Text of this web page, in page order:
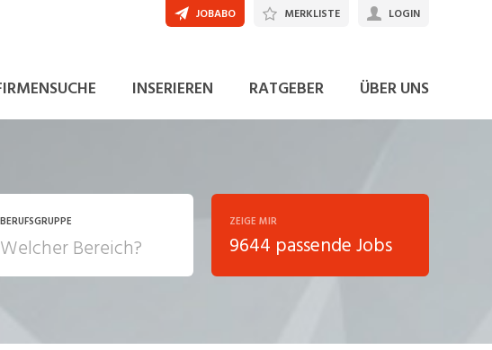
INSERIEREN RATGEBER ÜBER UNS
JOBABO MERKLISTE LOGIN
BERUFSGRUPPE ZEIGE MIR
9644 passende Jobs
JETZT BEWERBEN